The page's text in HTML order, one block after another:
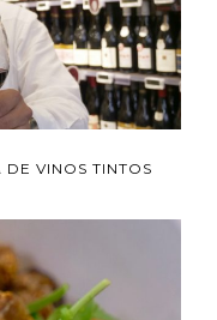
VINOS TINTOS